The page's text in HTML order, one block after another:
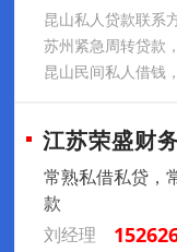
昆山私人贷款联系
苏州紧急周转贷款
昆山民间私人借钱
江苏荣盛财
常熟私借私贷，
款
刘经理